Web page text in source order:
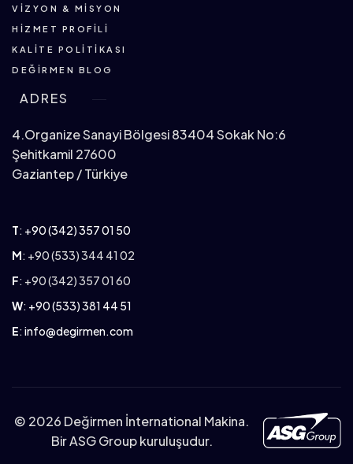
VIZYON & MISYON
HIZMET PROFILI
KALITE POLITIKASI
DEĞIRMEN BLOG
ADRES
4.Organize Sanayi Bölgesi 83404 Sokak No:6
Şehitkamil 27600
Gaziantep / Türkiye
T: +90 (342) 357 01 50
M: +90 (533) 344 41 02
F: +90 (342) 357 01 60
W: +90 (533) 381 44 51
E: info@degirmen.com
© 2026 Değirmen İnternational Makina.
Bir ASG Group kuruluşudur.